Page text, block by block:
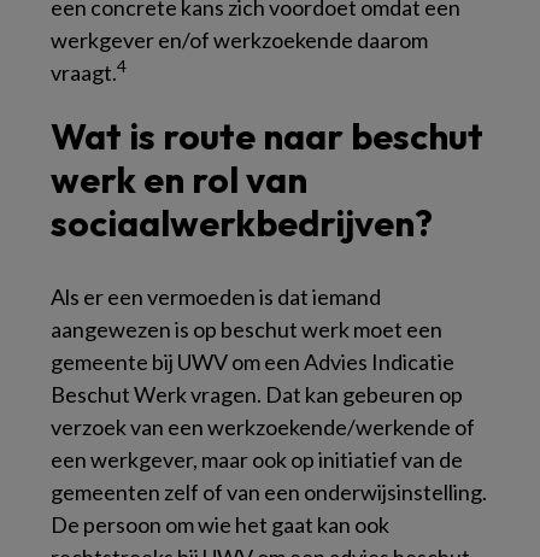
een concrete kans zich voordoet omdat een
werkgever en/of werkzoekende daarom
vraagt.4
Wat is route naar beschut
werk en rol van
sociaalwerkbedrijven?
Als er een vermoeden is dat iemand
aangewezen is op beschut werk moet een
gemeente bij UWV om een Advies Indicatie
Beschut Werk vragen. Dat kan gebeuren op
verzoek van een werkzoekende/werkende of
een werkgever, maar ook op initiatief van de
gemeenten zelf of van een onderwijsinstelling.
De persoon om wie het gaat kan ook